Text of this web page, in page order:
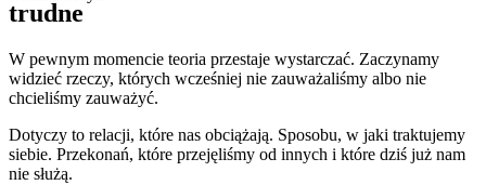
trudne
W pewnym momencie teoria przestaje wystarczać. Zaczynamy
widzieć rzeczy, których wcześniej nie zauważaliśmy albo nie
chcieliśmy zauważyć.
Dotyczy to relacji, które nas obciążają. Sposobu, w jaki traktujemy
siebie. Przekonań, które przejęliśmy od innych i które dziś już nam
nie służą.